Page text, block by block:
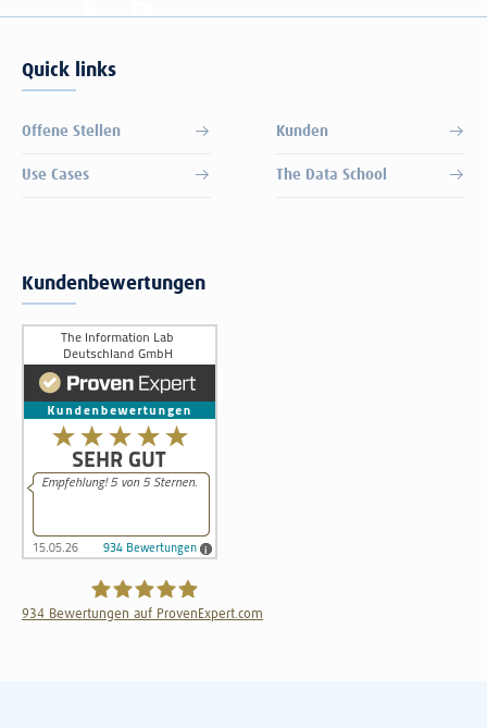
Quick links
Offene Stellen Kunden
Use Cases The Data School
Kundenbewertungen
934 Bewertungen auf ProvenExpert.com